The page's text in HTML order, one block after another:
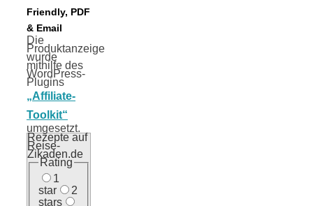
Die
Produktanzeige
wurde
mithilfe des
WordPress-
Plugins
„Affiliate-
Toolkit“
umgesetzt.
Rezepte auf
Reise-
Zikaden.de
Rating
1
star
2
stars